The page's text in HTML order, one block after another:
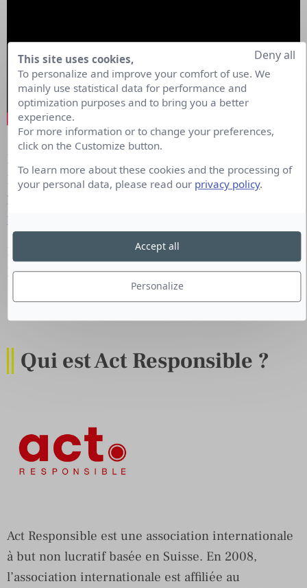
Pour en savoir plus sur les actions de Santé
Publique France, nous vous invitons à consulter
leur site internet :
https://www.santepubliquefrance.fr/
La campagne est à retrouver sur le site d’
Responsible.
Qui est Act Responsible ?
Act Responsible est une association internationale
à but non lucratif basée en Suisse. En 2008,
l’association internationale est affiliée au
This site uses cookies,
To personalize and improve your comfort of use. We
mainly use statistical data for performance and
optimization purposes and to bring you a better
experience.
For more information or to change your preferences,
click on the Customize button.
To learn more about these cookies and the processing of
your personal data, please read our privacy policy.
Personalize
Deny all
Accept all